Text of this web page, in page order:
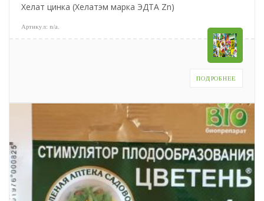
Хелат цинка (Хелатэм марка ЭДТА Zn)
Артикул: n/a
ПОДРОБНЕЕ